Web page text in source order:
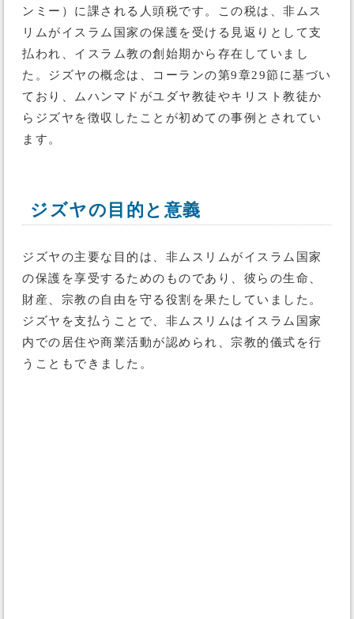
ンミー）に課される人頭税です。この税は、非ムス
リムがイスラム国家の保護を受ける見返りとして支
払われ、イスラム教の創始期から存在していまし
た。ジズヤの概念は、コーランの第9章29節に基づい
ており、ムハンマドがユダヤ教徒やキリスト教徒か
らジズヤを徴収したことが初めての事例とされてい
ます。
ジズヤの目的と意義
ジズヤの主要な目的は、非ムスリムがイスラム国家
の保護を享受するためのものであり、彼らの生命、
財産、宗教の自由を守る役割を果たしていました。
ジズヤを支払うことで、非ムスリムはイスラム国家
内での居住や商業活動が認められ、宗教的儀式を行
うこともできました。